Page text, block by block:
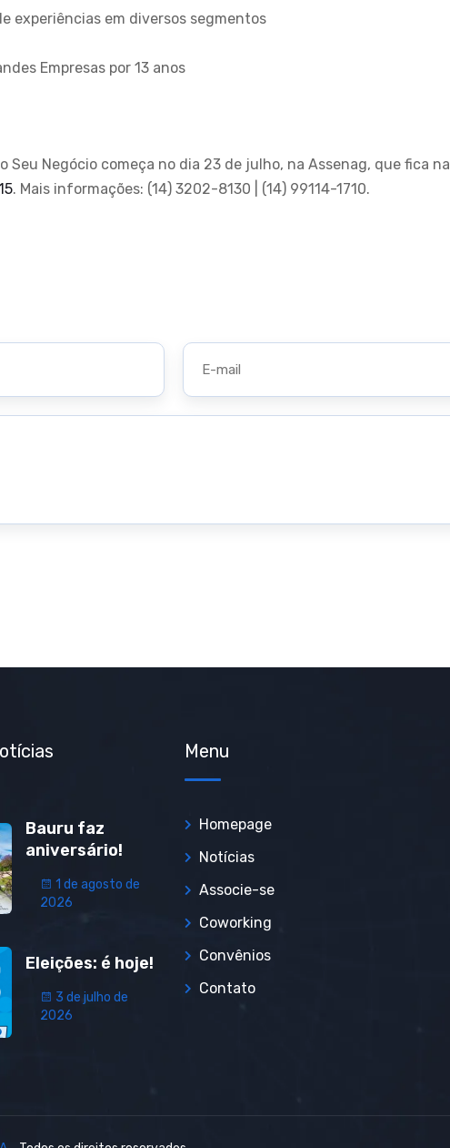
experiências em diversos segmentos
Empresas por 13 anos
Seu Negócio começa no dia 23 de julho, na Assenag, que fica na
. Mais informações: (14) 3202-8130 | (14) 99114-1710.
Bauru faz
aniversário!
1 de agosto de
2026
Eleições: é hoje!
3 de julho de
2026
Menu
Homepage
Notícias
Associe-se
Coworking
Convênios
Contato